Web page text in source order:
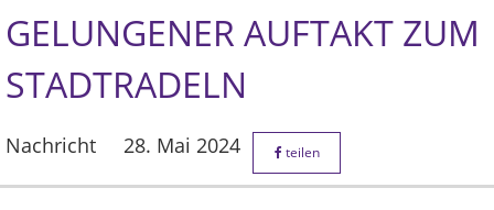
GELUNGENER AUFTAKT ZUM
STADTRADELN
Nachricht 28. Mai 2024 teilen